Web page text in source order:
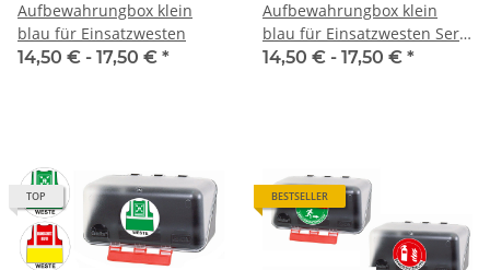
Aufbewahrungbox klein
blau für Einsatzwesten
14,50 € - 17,50 € *
Aufbewahrungbox klein
blau für Einsatzwesten Serie
Berlin
14,50 € - 17,50 € *
TOP BESTSELLER